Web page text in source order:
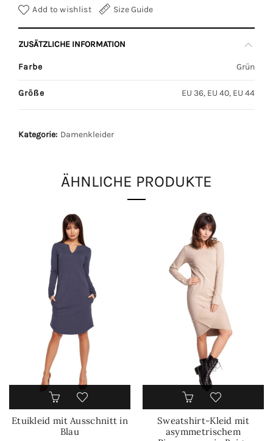
Add to wishlist Size Guide
ZUSÄTZLICHE INFORMATION
Farbe Grün
Größe EU 36, EU 40, EU 44
Kategorie: Damenkleider
ÄHNLICHE PRODUKTE
Etuikleid mit Ausschnitt in
Blau
Sweatshirt-Kleid mit
asymmetrischem